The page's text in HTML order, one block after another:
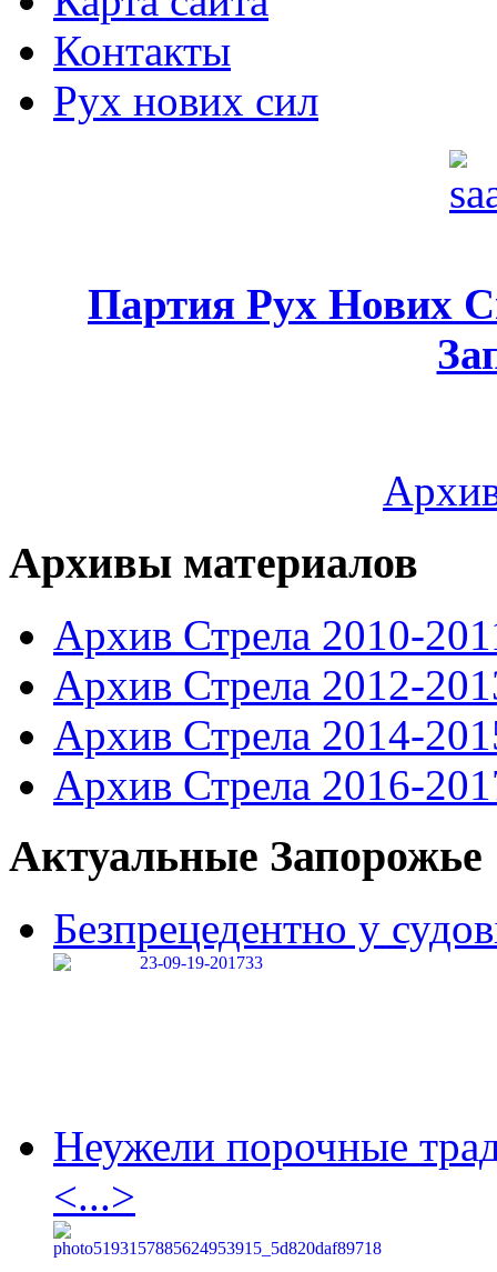
Контакты
Рух нових сил
Партия Рух Нових
Архивы материалов
Архив Стрела 2010-
Архив Стрела 2012-
Архив Стрела 2014-
Архив Стрела 2016-
Актуальные Запорожье
Безпрецедентно у
Неужели порочные
<...>